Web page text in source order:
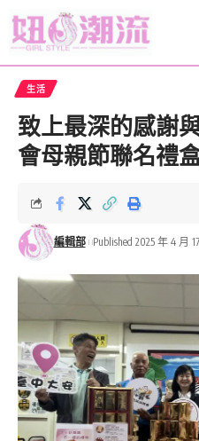
生活
致上最深的感謝
會母親節聯名禮
編輯部 Published 2025 年 4 月